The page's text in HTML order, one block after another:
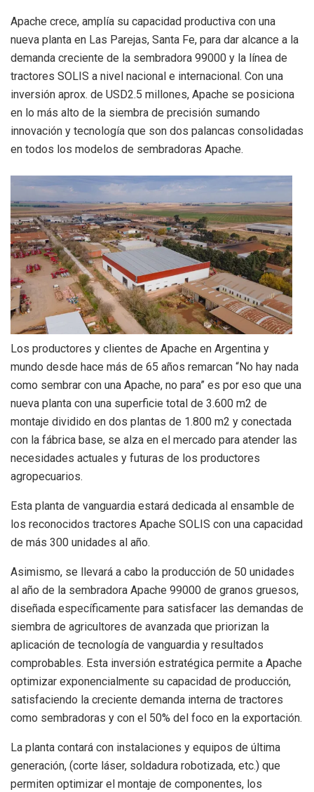
Apache crece, amplía su capacidad productiva con una
nueva planta en Las Parejas, Santa Fe, para dar alcance a la
demanda creciente de la sembradora 99000 y la línea de
tractores SOLIS a nivel nacional e internacional. Con una
inversión aprox. de USD2.5 millones, Apache se posiciona
en lo más alto de la siembra de precisión sumando
innovación y tecnología que son dos palancas consolidadas
en todos los modelos de sembradoras Apache.
Los productores y clientes de Apache en Argentina y
mundo desde hace más de 65 años remarcan “No hay nada
como sembrar con una Apache, no para” es por eso que una
nueva planta con una superficie total de 3.600 m2 de
montaje dividido en dos plantas de 1.800 m2 y conectada
con la fábrica base, se alza en el mercado para atender las
necesidades actuales y futuras de los productores
agropecuarios.
Esta planta de vanguardia estará dedicada al ensamble de
los reconocidos tractores Apache SOLIS con una capacidad
de más 300 unidades al año.
Asimismo, se llevará a cabo la producción de 50 unidades
al año de la sembradora Apache 99000 de granos gruesos,
diseñada específicamente para satisfacer las demandas de
siembra de agricultores de avanzada que priorizan la
aplicación de tecnología de vanguardia y resultados
comprobables. Esta inversión estratégica permite a Apache
optimizar exponencialmente su capacidad de producción,
satisfaciendo la creciente demanda interna de tractores
como sembradoras y con el 50% del foco en la exportación.
La planta contará con instalaciones y equipos de última
generación, (corte láser, soldadura robotizada, etc.) que
permiten optimizar el montaje de componentes, los